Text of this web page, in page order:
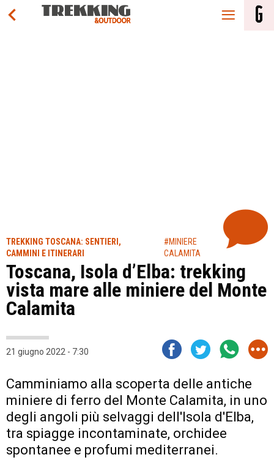
TREKKING TOSCANA: SENTIERI,
CAMMINI E ITINERARI
#MINIERE
CALAMITA
Toscana, Isola d’Elba: trekking
vista mare alle miniere del Monte
Calamita
21 giugno 2022 - 7:30
Camminiamo alla scoperta delle antiche
miniere di ferro del Monte Calamita, in uno
degli angoli più selvaggi dell'Isola d'Elba,
tra spiagge incontaminate, orchidee
spontanee e profumi mediterranei.